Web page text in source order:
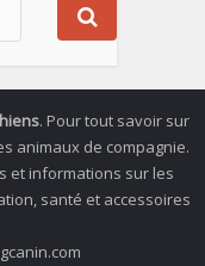
. Pour tout savoir sur
animaux de compagnie.
et informations sur les
santé et accessoires